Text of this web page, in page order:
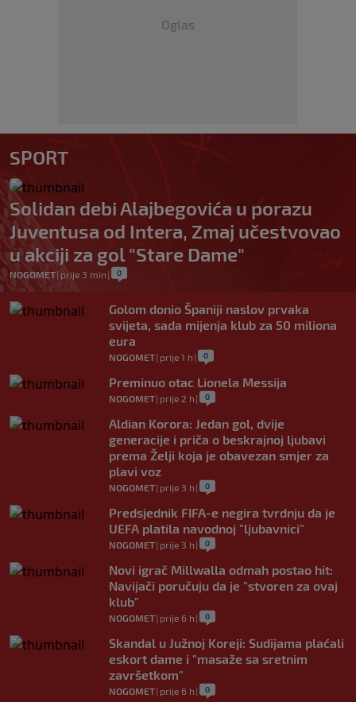
Oglas
SPORT
Solidan debi Alajbegovića u porazu
Juventusa od Intera, Zmaj učestvovao
u akciji za gol "Stare Dame"
NOGOMET| prije 3 min | 0
Golom donio Španiji naslov prvaka
svijeta, sada mijenja klub za 50 miliona
eura
NOGOMET| prije 1 h | 0
Preminuo otac Lionela Messija
NOGOMET| prije 2 h | 0
Aldian Korora: Jedan gol, dvije
generacije i priča o beskrajnoj ljubavi
prema Želji koja je obavezan smjer za
plavi voz
NOGOMET| prije 3 h | 0
Predsjednik FIFA-e negira tvrdnju da je
UEFA platila navodnoj "ljubavnici"
NOGOMET| prije 3 h | 0
Novi igrač Millwalla odmah postao hit:
Navijači poručuju da je "stvoren za ovaj
klub"
NOGOMET| prije 6 h | 0
Skandal u Južnoj Koreji: Sudijama plaćali
eskort dame i "masaže sa sretnim
završetkom"
NOGOMET| prije 6 h | 0